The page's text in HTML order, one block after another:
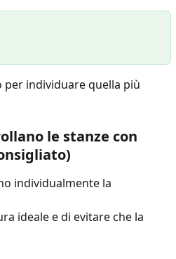
individuare quella più
le stanze con
individualmente la
ideale e di evitare che la